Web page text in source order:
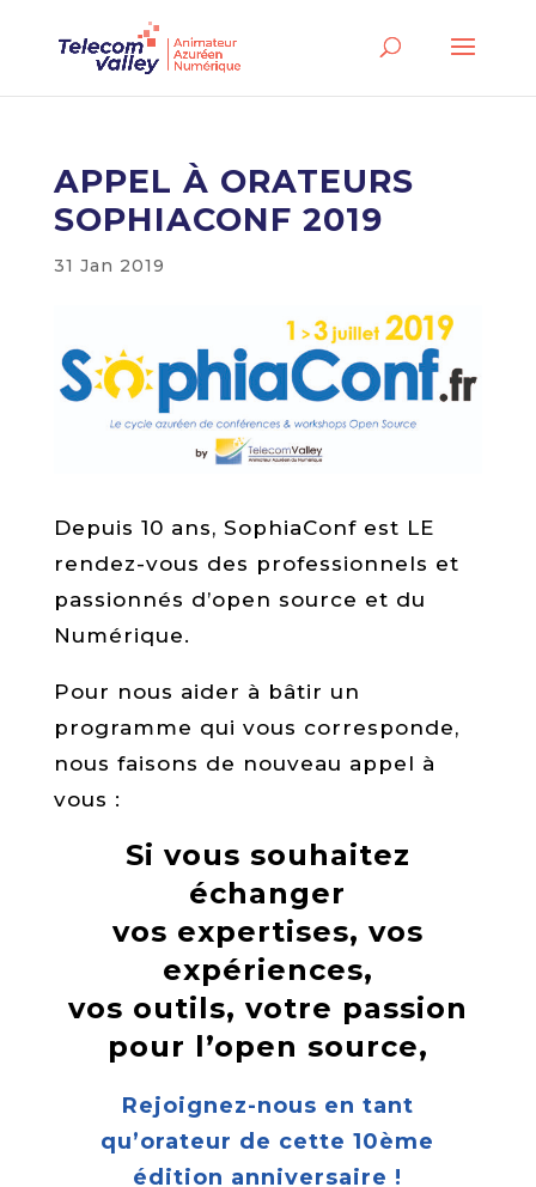
APPEL À ORATEURS
SOPHIACONF 2019
31 Jan 2019
Depuis 10 ans, SophiaConf est LE
rendez-vous des professionnels et
passionnés d’open source et du
Numérique.
Pour nous aider à bâtir un
programme qui vous corresponde,
nous faisons de nouveau appel à
vous :
Si vous souhaitez
échanger
vos expertises, vos
expériences,
vos outils, votre passion
pour l’open source,
Rejoignez-nous en tant
qu’orateur de cette 10ème
édition anniversaire !